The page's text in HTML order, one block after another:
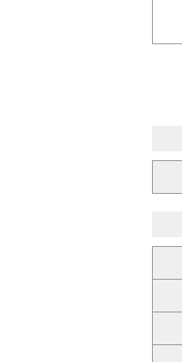
バルブ
ダ
製品カ